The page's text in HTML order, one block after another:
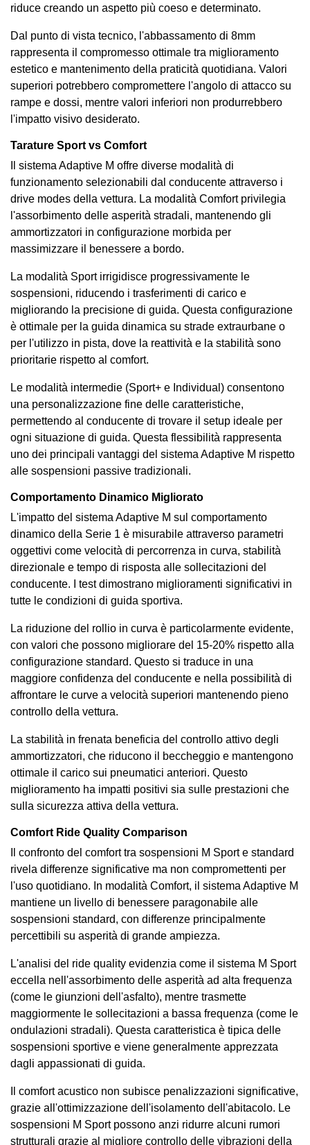
riduce creando un aspetto più coeso e determinato.
Dal punto di vista tecnico, l'abbassamento di 8mm
rappresenta il compromesso ottimale tra miglioramento
estetico e mantenimento della praticità quotidiana. Valori
superiori potrebbero compromettere l'angolo di attacco su
rampe e dossi, mentre valori inferiori non produrrebbero
l'impatto visivo desiderato.
Tarature Sport vs Comfort
Il sistema Adaptive M offre diverse modalità di
funzionamento selezionabili dal conducente attraverso i
drive modes della vettura. La modalità Comfort privilegia
l'assorbimento delle asperità stradali, mantenendo gli
ammortizzatori in configurazione morbida per
massimizzare il benessere a bordo.
La modalità Sport irrigidisce progressivamente le
sospensioni, riducendo i trasferimenti di carico e
migliorando la precisione di guida. Questa configurazione
è ottimale per la guida dinamica su strade extraurbane o
per l'utilizzo in pista, dove la reattività e la stabilità sono
prioritarie rispetto al comfort.
Le modalità intermedie (Sport+ e Individual) consentono
una personalizzazione fine delle caratteristiche,
permettendo al conducente di trovare il setup ideale per
ogni situazione di guida. Questa flessibilità rappresenta
uno dei principali vantaggi del sistema Adaptive M rispetto
alle sospensioni passive tradizionali.
Comportamento Dinamico Migliorato
L'impatto del sistema Adaptive M sul comportamento
dinamico della Serie 1 è misurabile attraverso parametri
oggettivi come velocità di percorrenza in curva, stabilità
direzionale e tempo di risposta alle sollecitazioni del
conducente. I test dimostrano miglioramenti significativi in
tutte le condizioni di guida sportiva.
La riduzione del rollio in curva è particolarmente evidente,
con valori che possono migliorare del 15-20% rispetto alla
configurazione standard. Questo si traduce in una
maggiore confidenza del conducente e nella possibilità di
affrontare le curve a velocità superiori mantenendo pieno
controllo della vettura.
La stabilità in frenata beneficia del controllo attivo degli
ammortizzatori, che riducono il beccheggio e mantengono
ottimale il carico sui pneumatici anteriori. Questo
miglioramento ha impatti positivi sia sulle prestazioni che
sulla sicurezza attiva della vettura.
Comfort Ride Quality Comparison
Il confronto del comfort tra sospensioni M Sport e standard
rivela differenze significative ma non compromettenti per
l'uso quotidiano. In modalità Comfort, il sistema Adaptive M
mantiene un livello di benessere paragonabile alle
sospensioni standard, con differenze principalmente
percettibili su asperità di grande ampiezza.
L'analisi del ride quality evidenzia come il sistema M Sport
eccella nell'assorbimento delle asperità ad alta frequenza
(come le giunzioni dell'asfalto), mentre trasmette
maggiormente le sollecitazioni a bassa frequenza (come le
ondulazioni stradali). Questa caratteristica è tipica delle
sospensioni sportive e viene generalmente apprezzata
dagli appassionati di guida.
Il comfort acustico non subisce penalizzazioni significative,
grazie all'ottimizzazione dell'isolamento dell'abitacolo. Le
sospensioni M Sport possono anzi ridurre alcuni rumori
strutturali grazie al migliore controllo delle vibrazioni della